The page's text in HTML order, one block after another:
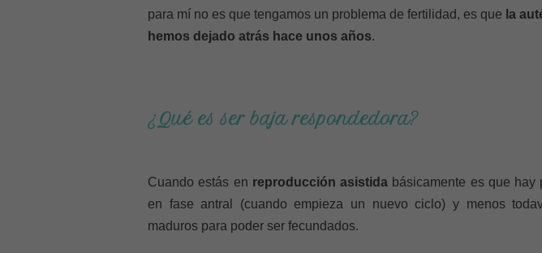
para mí no es que tengamos un problema de fertilidad, es que la
hemos dejado atrás hace unos años.
¿Qué es ser baja respondedora?
Cuando estás en reproducción asistida básicamente es que hay
en fase antral (cuando empieza un nuevo ciclo) y menos
maduros para poder ser fecundados.